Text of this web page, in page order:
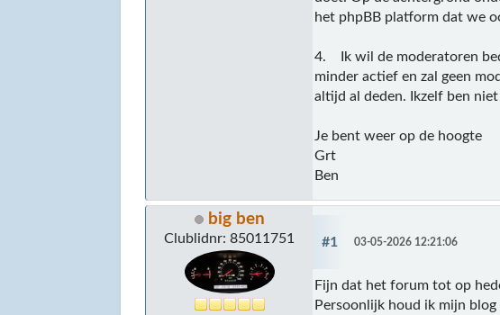
het phpBB platform dat we
4. Ik wil de moderatoren
minder actief en zal geen
altijd al deden. Ikzelf ben
Je bent weer op de hoogte
Grt
Ben
big ben
Clublidnr: 85011751 #1 03-05-2026 12:21:06
Fijn dat het forum tot op
Persoonlijk houd ik mijn